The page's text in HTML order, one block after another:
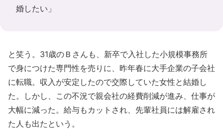
婚したい」
と笑う。31歳のＢさんも、新卒で入社した小規模事務所
で身につけた専門性を売りに、昨年春に大手企業の子会社
に転職。収入が安定したので交際していた女性と結婚し
た。しかし、この不況で親会社の経費削減が進み、仕事が
大幅に減った。給与もカットされ、先輩社員には解雇され
た人も出たという。